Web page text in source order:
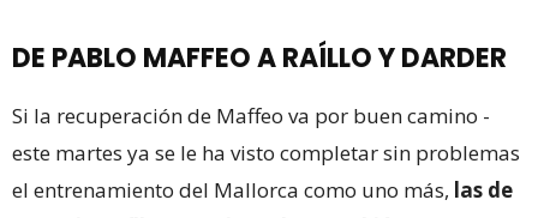
DE PABLO MAFFEO A RAÍLLO Y DARDER
Si la recuperación de Maffeo va por buen camino -
este martes ya se le ha visto completar sin problemas
el entrenamiento del Mallorca como uno más, las de